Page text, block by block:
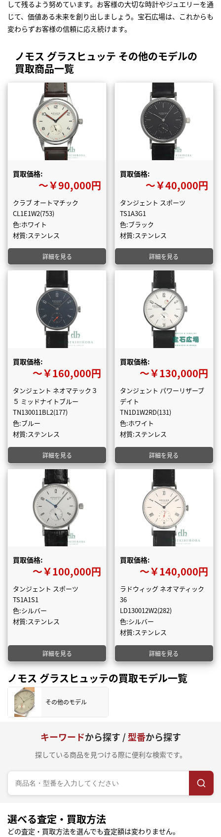
して残るよう努めています。お客様の大切な時計やジュエリーを通
じて、価値ある未来を創り出しましょう。宝石広場は、これからも
変わらずお客様の信頼に応え続けます。
ノモス グラスヒュッテ その他のモデルの
買取商品一覧
買取価格:
〜￥90,000円
クラブ オートマチック
CL1E1W2(753)
色:ホワイト
材質:ステンレス
詳細を見る
買取価格:
〜￥40,000円
タンジェント スポーツ
TS1A3G1
色:ブラック
材質:ステンレス
詳細を見る
買取価格:
〜￥160,000円
タンジェント ネオマテック３
５ ミッドナイトブルー
TN130011BL2(177)
色:ブルー
材質:ステンレス
詳細を見る
買取価格:
〜￥130,000円
タンジェント パワーリザーブ
デイト
TN1D1W2RD(131)
色:ホワイト
材質:ステンレス
詳細を見る
買取価格:
〜￥100,000円
タンジェント スポーツ
TS1A1S1
色:シルバー
材質:ステンレス
詳細を見る
買取価格:
〜￥140,000円
ラドウィッグ ネオマティック
36
LD130012W2(282)
色:シルバー
材質:ステンレス
詳細を見る
ノモス グラスヒュッテの買取モデル一覧
その他のモデル
キーワードから探す /型番から探す
探している商品を見つける際に便利な検索です。
選べる査定・買取方法
どの査定・買取方法を選んでも査定額は変わりません。